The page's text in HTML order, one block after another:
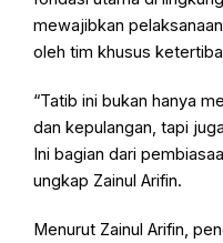
mewajibkan
oleh tim khusus
“Tatib ini bukan hanya
dan kepulangan, tapi
Ini bagian dari
ungkap Zainul Arifin.
Menurut Zainul Arifin,